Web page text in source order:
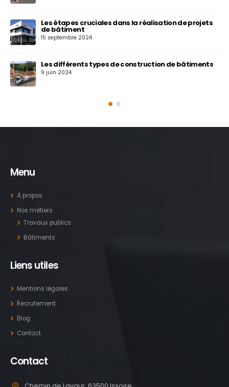
Les étapes cruciales dans la réalisation de projets
de bâtiment
15 septembre 2024
Les différents types de construction de bâtiments
9 juin 2024
Menu
À propos
Nos métiers
Travaux publics
Bâtiments
Liens utiles
Mentions légales
Recrutement
Blog
Contact
Contact